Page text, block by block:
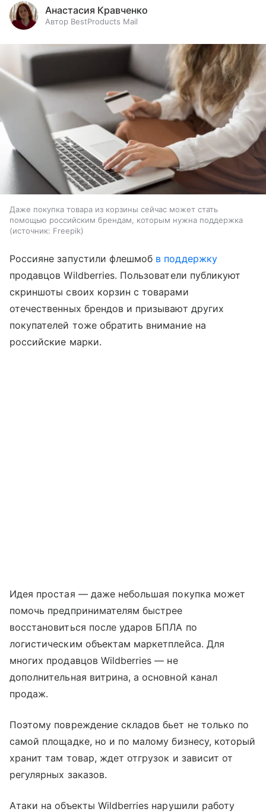
Анастасия Кравченко
Автор BestProducts Mail
Даже покупка товара из корзины сейчас может стать
помощью российским брендам, которым нужна поддержка
источник: Freepik
Россияне запустили флешмоб в поддержку
продавцов Wildberries. Пользователи публикуют
скриншоты своих корзин с товарами
отечественных брендов и призывают других
покупателей тоже обратить внимание на
российские марки.
Идея простая — даже небольшая покупка может
помочь предпринимателям быстрее
восстановиться после ударов БПЛА по
логистическим объектам маркетплейса. Для
многих продавцов Wildberries — не
дополнительная витрина, а основной канал
продаж.
Поэтому повреждение складов бьет не только по
самой площадке, но и по малому бизнесу, который
хранит там товар, ждет отгрузок и зависит от
регулярных заказов.
Атаки на объекты Wildberries нарушили работу